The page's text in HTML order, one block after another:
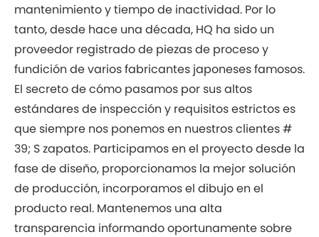
mantenimiento y tiempo de inactividad. Por lo
tanto, desde hace una década, HQ ha sido un
proveedor registrado de piezas de proceso y
fundición de varios fabricantes japoneses famosos.
El secreto de cómo pasamos por sus altos
estándares de inspección y requisitos estrictos es
que siempre nos ponemos en nuestros clientes #
39; S zapatos. Participamos en el proyecto desde la
fase de diseño, proporcionamos la mejor solución
de producción, incorporamos el dibujo en el
producto real. Mantenemos una alta
transparencia informando oportunamente sobre